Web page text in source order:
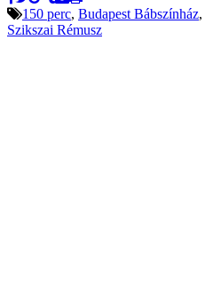
150 perc, Budapest Bábszínház,
Szikszai Rémusz